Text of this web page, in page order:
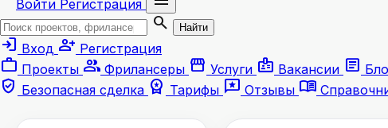
Войти Регистрация
search
Найти
login Вход person_add Регистрация
work Проекты group Фрилансеры storefront Услуги badge Вакансии article
verified_user Безопасная сделка workspace_premium Тарифы reviews Отзывы menu_book